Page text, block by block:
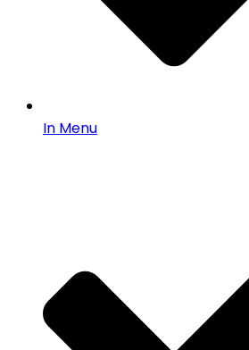
In Menu